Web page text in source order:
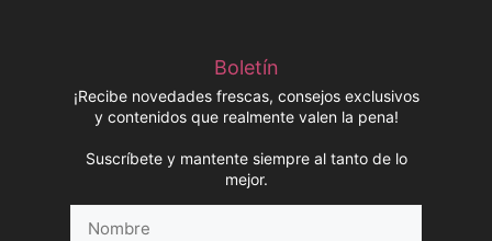
Boletín
¡Recibe novedades frescas, consejos exclusivos
y contenidos que realmente valen la pena!
Suscríbete y mantente siempre al tanto de lo
mejor.